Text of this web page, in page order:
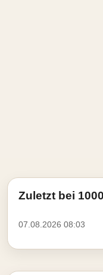
Zuletzt bei
07.08.2026 08:03